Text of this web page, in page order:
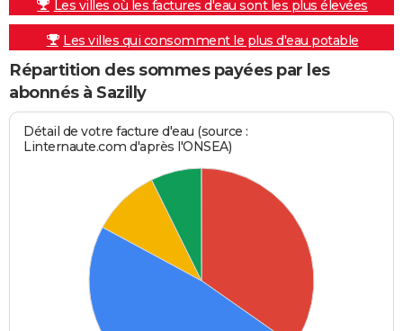
Les villes où les factures d'eau sont les plus élevées
Les villes qui consomment le plus d'eau potable
Répartition des sommes payées par les
abonnés à Sazilly
Détail de votre facture d'eau (source :
Linternaute.com d'après l'ONSEA)